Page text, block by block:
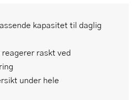
kapasitet til daglig
raskt ved
under hele